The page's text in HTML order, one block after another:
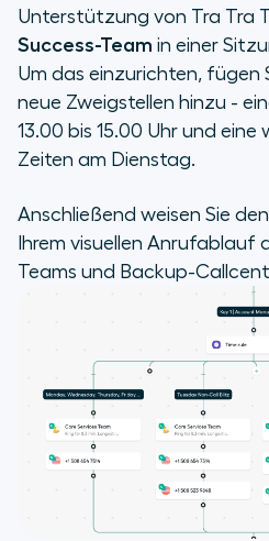
Unterstützung von Tra Tra
Success-Team in einer
Um das einzurichten, fügen
neue Zweigstellen hinzu -
13.00 bis 15.00 Uhr und
Zeiten am Dienstag.
Anschließend weisen Sie
Ihrem visuellen Anrufablauf
Teams und Backup-